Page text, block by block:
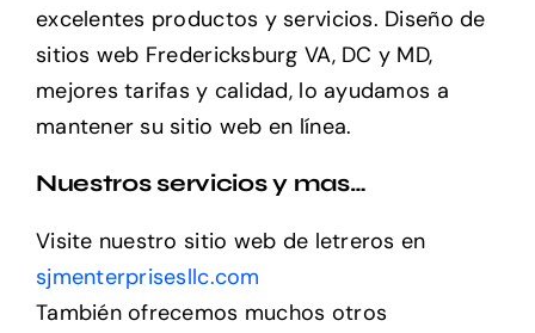
excelentes productos y servicios. Diseño de
sitios web Fredericksburg VA, DC y MD,
mejores tarifas y calidad, lo ayudamos a
mantener su sitio web en línea.
Nuestros servicios y mas…
Visite nuestro sitio web de letreros en
sjmenterprisesllc.com
También ofrecemos muchos otros